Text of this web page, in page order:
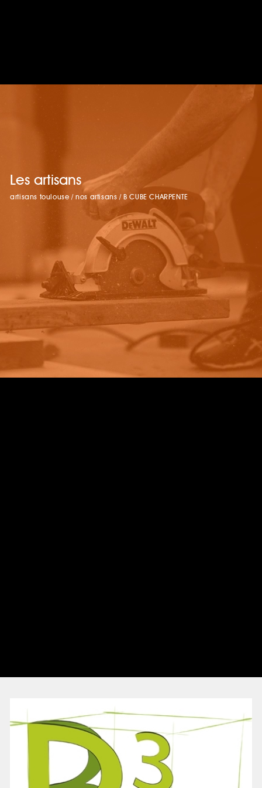
Les artisans
artisans toulouse /nos artisans / B CUBE CHARPENTE